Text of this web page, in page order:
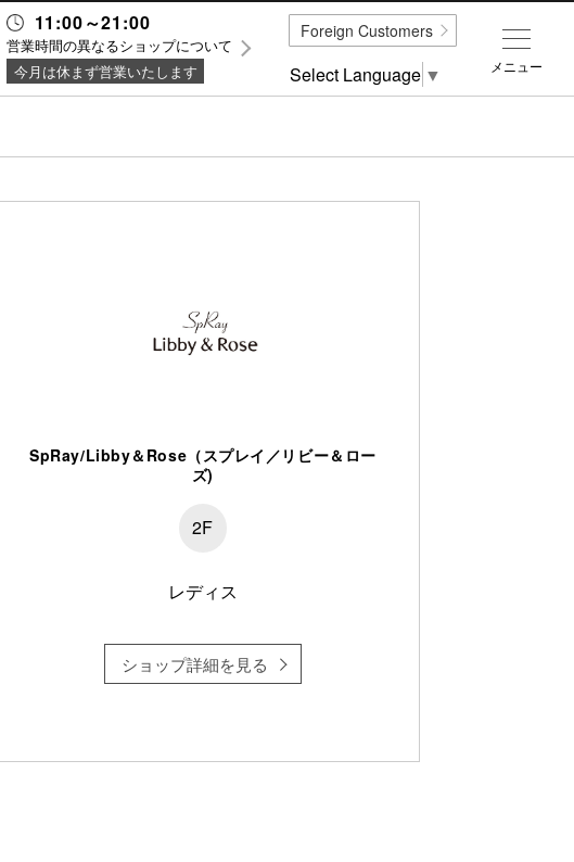
11:00～21:00
営業時間の異なるショップについて
今月は休まず営業いたします
SpRay/Libby＆Rose（スプレイ／リビー＆ロー
ズ)
2F
レディス
ショップ詳細を見る
メニュー
Foreign Customers
Select Language ▼